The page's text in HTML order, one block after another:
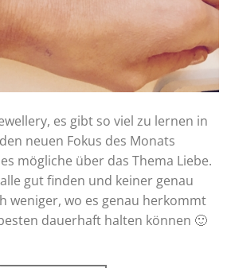
es gibt so viel zu lernen in
neuen Fokus des Monats
mögliche über das Thema Liebe.
gut finden und keiner genau
weniger, wo es genau herkommt
dauerhaft halten können 🙂